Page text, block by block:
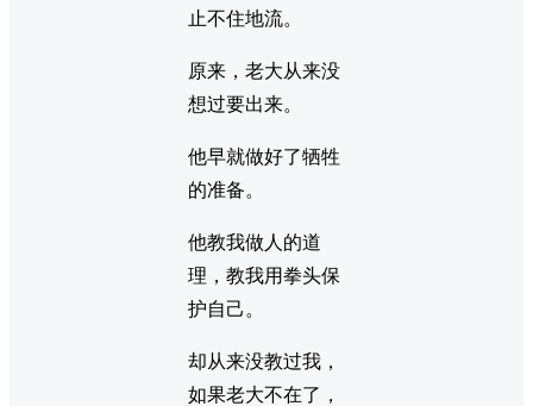
止不住地流。
原来，老大从来没
想过要出来。
他早就做好了牺牲
的准备。
他教我做人的道
理，教我用拳头保
护自己。
却从来没教过我，
如果老大不在了，